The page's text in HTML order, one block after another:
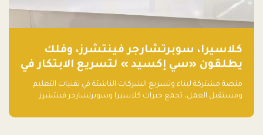
كلاسيرا، سوبرتشارجر فينتشرز، وفلك
يطلقون «سي إكسيد » لتسريع الابتكار في
تقنيات التعليم ومستقبل العمل
منصة مشتركة لبناء وتسريع الشركات الناشئة في تقنيات التعليم
ومستقبل العمل، تجمع خبرات كلاسيرا وسوبرتشارجر فينتشرز
العالمية.